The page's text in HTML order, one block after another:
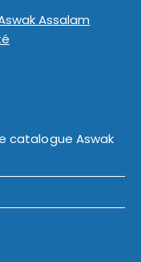
Assalam
catalogue Aswak